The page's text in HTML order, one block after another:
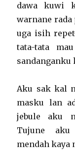
dawa kuwi
warnane rada
uga isih
tata-tata
sandanganku
Aku sak kal
masku lan
jebule aku
Tujune aku
mendah kaya